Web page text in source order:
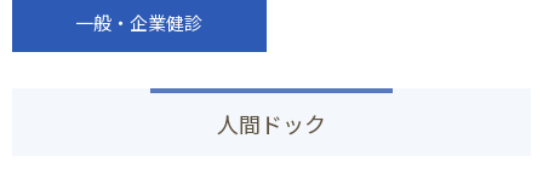
一般・企業健診
人間ドック